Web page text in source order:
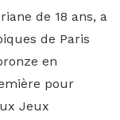
de 18 ans, a
de Paris
en
pour
Jeux